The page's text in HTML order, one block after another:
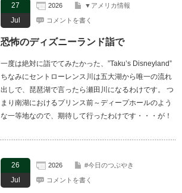
27
Jul
2026 ▼アメリカ情報
コメントを書く
恐怖のディズニーランド詣で
一度は絶対に詣でてみたかった、”Taku’s Disneyland”
ちなみにセントローレンス川は五大湖から唯一の流れ
出しで、琵琶湖で言ったら瀬田川になるわけです。 つ
まり南湖におけるプリンス前～ディープホールのよう
な一等地なので、期待して行ったわけです・・・が！
26
Jul
2026 #今日のつぶやき
コメントを書く